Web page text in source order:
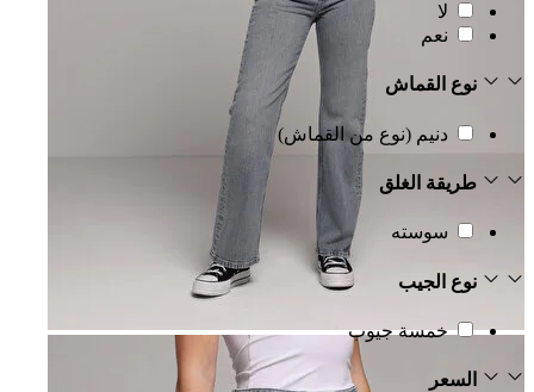
لا
نعم
نوع القماش
دنيم (نوع من القماش)
طريقة الغلق
سوسته
نوع الجيب
خمسة جيوب
السعر